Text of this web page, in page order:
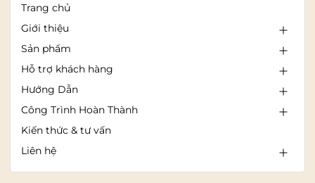
Trang chủ
Giới thiệu
Sản phẩm
Hỗ trợ khách hàng
Hướng Dẫn
Công Trình Hoàn Thành
Kiến thức & tư vấn
Liên hệ